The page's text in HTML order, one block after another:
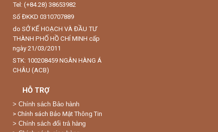
Tel: (+84.28) 38653982
Số ĐKKD 0310707889
do SỞ KẾ HOẠCH VÀ ĐẦU TƯ
THÀNH PHỐ HỒ CHÍ MINH cấp
ngày 21/03/2011
STK: 100208459 NGÂN HÀNG Á
CHÂU (ACB)
HỖ TRỢ
> Chính sách Bảo hành
> Chính sách Bảo Mật Thông Tin
> Chính sách đổi trả hàng